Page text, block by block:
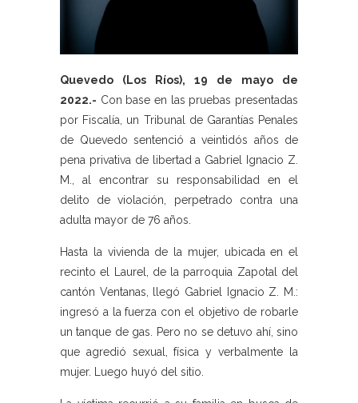
Quevedo (Los Ríos), 19 de mayo de
2022.- Con base en las pruebas presentadas
por Fiscalía, un Tribunal de Garantías Penales
de Quevedo sentenció a veintidós años de
pena privativa de libertad a Gabriel Ignacio Z.
M., al encontrar su responsabilidad en el
delito de violación, perpetrado contra una
adulta mayor de 76 años.
Hasta la vivienda de la mujer, ubicada en el
recinto el Laurel, de la parroquia Zapotal del
cantón Ventanas, llegó Gabriel Ignacio Z. M.:
ingresó a la fuerza con el objetivo de robarle
un tanque de gas. Pero no se detuvo ahí, sino
que agredió sexual, física y verbalmente la
mujer. Luego huyó del sitio.